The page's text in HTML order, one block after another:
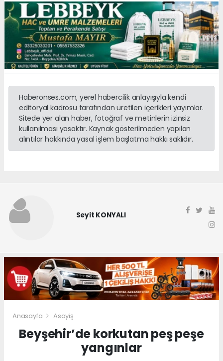
Haberonses.com, yerel habercilik anlayışıyla kendi
editoryal kadrosu tarafından üretilen içerikleri yayımlar.
Sitede yer alan haber, fotoğraf ve metinlerin izinsiz
kullanılması yasaktır. Kaynak gösterilmeden yapılan
alıntılar hakkında yasal işlem başlatma hakkı saklıdır.
Seyit KONYALI
Anasayfa Asayiş
Beyşehir’de korkutan peş peşe
yangınlar